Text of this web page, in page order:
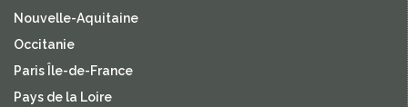
Nouvelle-Aquitaine
Occitanie
Paris Île-de-France
Pays de la Loire